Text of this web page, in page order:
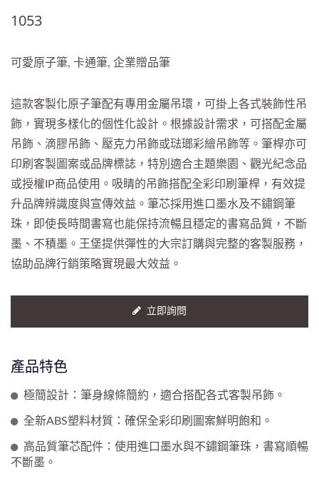
1053
可愛原子筆, 卡通筆, 企業贈品筆
這款客製化原子筆配有專用金屬吊環，可掛上各式裝飾性吊
飾，實現多樣化的個性化設計。根據設計需求，可搭配金屬
吊飾、滴膠吊飾、壓克力吊飾或琺瑯彩繪吊飾等。筆桿亦可
印刷客製圖案或品牌標誌，特別適合主題樂園、觀光紀念品
或授權IP商品使用。吸睛的吊飾搭配全彩印刷筆桿，有效提
升品牌辨識度與宣傳效益。筆芯採用進口墨水及不鏽鋼筆
珠，即使長時間書寫也能保持流暢且穩定的書寫品質，不斷
墨、不積墨。王堡提供彈性的大宗訂購與完整的客製服務，
協助品牌行銷策略實現最大效益。
立即詢問
產品特色
極簡設計：筆身線條簡約，適合搭配各式客製吊飾。
全新ABS塑料材質：確保全彩印刷圖案鮮明飽和。
高品質筆芯配件：使用進口墨水與不鏽鋼筆珠，書寫順暢
不斷墨。